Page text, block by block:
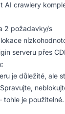
AI crawlery
2 požadavky/s
serveru přes
je důležité, ale
tohle je použitelné.